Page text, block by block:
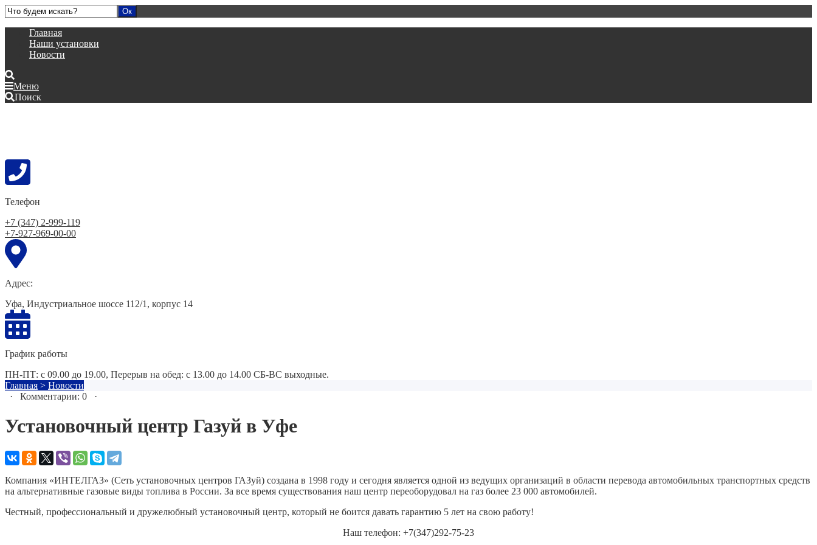
Главная
Наши установки
Новости
Меню
Поиск
Телефон
+7 (347) 2-999-119
+7-927-969-00-00
Адрес:
Уфа, Индустриальное шоссе 112/1, корпус 14
График работы
ПН-ПТ: с 09.00 до 19.00, Перерыв на обед: с 13.00 до 14.00 СБ-ВС выходные.
Главная > Новости
· Комментарии: 0 ·
Установочный центр Газуй в Уфе
Компания «ИНТЕЛГАЗ» (Сеть установочных центров ГАЗуй) создана в 1998 году и сегодня является одной из ведущих организаций в области перевода автомобильных транспортных средств
на альтернативные газовые виды топлива в России. За все время существования наш центр переоборудовал на газ более 23 000 автомобилей.
Честный, профессиональный и дружелюбный установочный центр, который не боится давать гарантию 5 лет на свою работу!
Наш телефон: +7(347)292-75-23